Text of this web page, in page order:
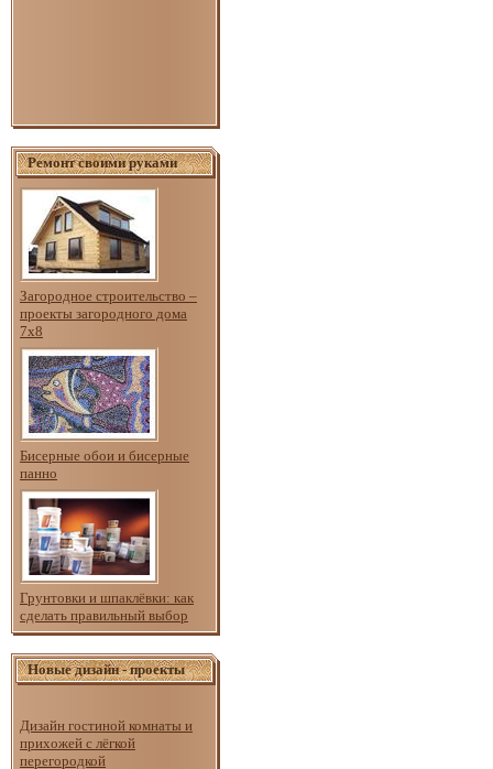
Ремонт своими руками
Загородное строительство –
проекты загородного дома
7х8
Бисерные обои и бисерные
панно
Грунтовки и шпаклёвки: как
сделать правильный выбор
Новые дизайн - проекты
Дизайн гостиной комнаты и
прихожей с лёгкой
перегородкой